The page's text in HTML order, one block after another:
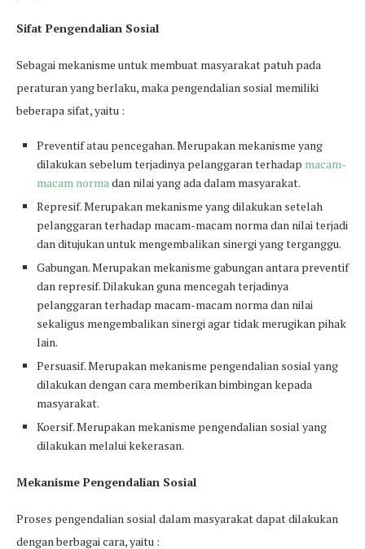
Sifat Pengendalian Sosial
Sebagai mekanisme untuk membuat masyarakat patuh pada
peraturan yang berlaku, maka pengendalian sosial memiliki
beberapa sifat, yaitu :
Preventif atau pencegahan. Merupakan mekanisme yang
dilakukan sebelum terjadinya pelanggaran terhadap macam-
macam normadan nilai yang ada dalam masyarakat.
Represif. Merupakan mekanisme yang dilakukan setelah
pelanggaran terhadap macam-macam norma dan nilai terjadi
dan ditujukan untuk mengembalikan sinergi yang terganggu.
Gabungan. Merupakan mekanisme gabungan antara preventif
dan represif. Dilakukan guna mencegah terjadinya
pelanggaran terhadap macam-macam norma dan nilai
sekaligus mengembalikan sinergi agar tidak merugikan pihak
lain.
Persuasif. Merupakan mekanisme pengendalian sosial yang
dilakukan dengan cara memberikan bimbingan kepada
masyarakat.
Koersif. Merupakan mekanisme pengendalian sosial yang
dilakukan melalui kekerasan.
Mekanisme Pengendalian Sosial
Proses pengendalian sosial dalam masyarakat dapat dilakukan
dengan berbagai cara, yaitu :